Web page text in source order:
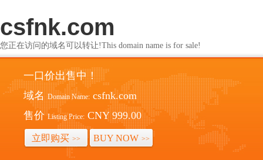
csfnk.com
您正在访问的域名可以转让!This domain name is for sale!
一口价出售中！
域名 Domain Name: csfnk.com
售价 Listing Price: CNY 999.00
立即购买 >> BUY NOW >>